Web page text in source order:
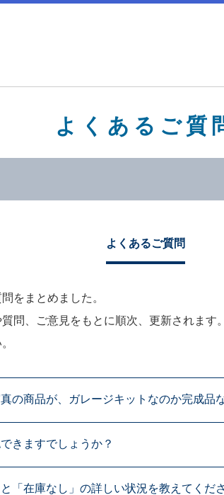
よくあるご質
よくあるご質問
をまとめました。
問、ご意見をもとに順次、更新されます。
の商品が、ガレージキットなのか完成品
きますでしょうか？
「在庫なし」の詳しい状況を教えてくださ